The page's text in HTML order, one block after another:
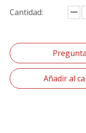
Cantidad:
Añadir al